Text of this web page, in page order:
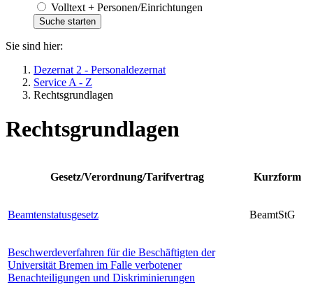
Volltext + Personen/Einrichtungen
Sie sind hier:
Dezernat 2 - Personaldezernat
Service A - Z
Rechtsgrundlagen
Rechtsgrundlagen
Gesetz/Verordnung/Tarifvertrag Kurzform
Beamtenstatusgesetz BeamtStG
Beschwerdeverfahren für die Beschäftigten der
Universität Bremen im Falle verbotener
Benachteiligungen und Diskriminierungen